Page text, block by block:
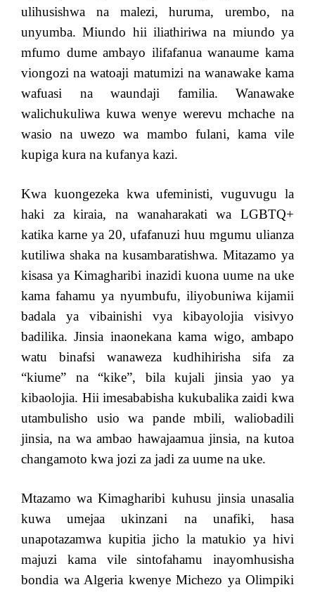
ulihusishwa na malezi, huruma, urembo, na
unyumba. Miundo hii iliathiriwa na miundo ya
mfumo dume ambayo ilifafanua wanaume kama
viongozi na watoaji matumizi na wanawake kama
wafuasi na waundaji familia. Wanawake
walichukuliwa kuwa wenye werevu mchache na
wasio na uwezo wa mambo fulani, kama vile
kupiga kura na kufanya kazi.
Kwa kuongezeka kwa ufeministi, vuguvugu la
haki za kiraia, na wanaharakati wa LGBTQ+
katika karne ya 20, ufafanuzi huu mgumu ulianza
kutiliwa shaka na kusambaratishwa. Mitazamo ya
kisasa ya Kimagharibi inazidi kuona uume na uke
kama fahamu ya nyumbufu, iliyobuniwa kijamii
badala ya vibainishi vya kibayolojia visivyo
badilika. Jinsia inaonekana kama wigo, ambapo
watu binafsi wanaweza kudhihirisha sifa za
“kiume” na “kike”, bila kujali jinsia yao ya
kibaolojia. Hii imesababisha kukubalika zaidi kwa
utambulisho usio wa pande mbili, waliobadili
jinsia, na wa ambao hawajaamua jinsia, na kutoa
changamoto kwa jozi za jadi za uume na uke.
Mtazamo wa Kimagharibi kuhusu jinsia unasalia
kuwa umejaa ukinzani na unafiki, hasa
unapotazamwa kupitia jicho la matukio ya hivi
majuzi kama vile sintofahamu inayomhusisha
bondia wa Algeria kwenye Michezo ya Olimpiki